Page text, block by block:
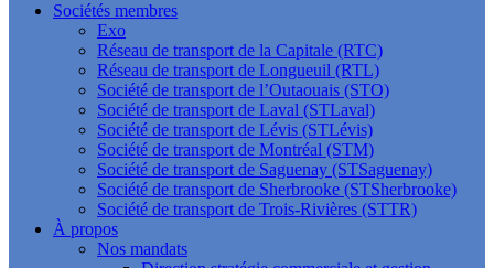
Sociétés membres
Exo
Réseau de transport de la Capitale (RTC)
Réseau de transport de Longueuil (RTL)
Société de transport de l’Outaouais (STO)
Société de transport de Laval (STLaval)
Société de transport de Lévis (STLévis)
Société de transport de Montréal (STM)
Société de transport de Saguenay (STSaguenay)
Société de transport de Sherbrooke (STSherbrooke)
Société de transport de Trois-Rivières (STTR)
À propos
Nos mandats